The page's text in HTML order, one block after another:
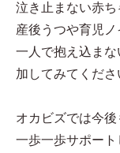
泣き止まない赤ち
産後うつや育児ノ
一人で抱え込ま
加してみてくださ
オカビズでは今
一歩一歩サポート